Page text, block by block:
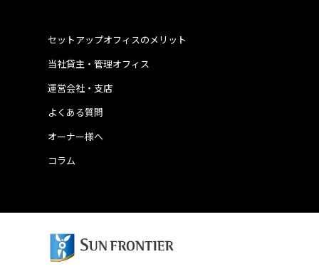
運営会社・支店
よくある質問
当社貸主・管理オフィス
オーナー様へ
コラム
セットアップオフィスのメリット